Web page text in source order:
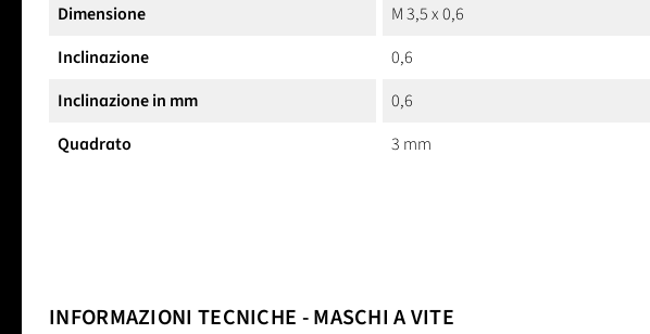
Dimensione
M 3,5 x 0,6
Inclinazione
0,6
Inclinazione in mm
0,6
Quadrato
3 mm
INFORMAZIONI TECNICHE - MASCHI A VITE